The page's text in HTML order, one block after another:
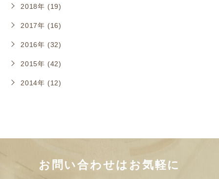
2018年 (19)
2017年 (16)
2016年 (32)
2015年 (42)
2014年 (12)
お問い合わせはお気軽に